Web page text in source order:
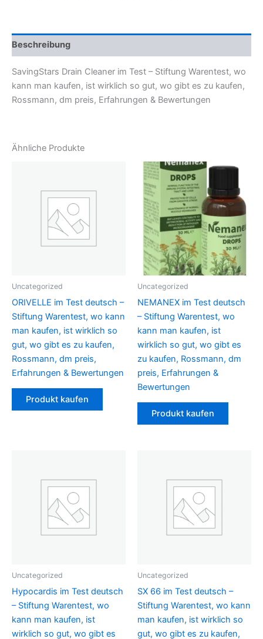
Beschreibung
SavingStars Drain Cleaner im Test – Stiftung Warentest, wo
kann man kaufen, ist wirklich so gut, wo gibt es zu kaufen,
Rossmann, dm preis, Erfahrungen & Bewertungen
Ähnliche Produkte
Uncategorized
ORIVELLE im Test deutsch –
Stiftung Warentest, wo kann
man kaufen, ist wirklich so
gut, wo gibt es zu kaufen,
Rossmann, dm preis,
Erfahrungen & Bewertungen
Produkt kaufen
Uncategorized
NEMANEX im Test deutsch
– Stiftung Warentest, wo
kann man kaufen, ist
wirklich so gut, wo gibt es
zu kaufen, Rossmann, dm
preis, Erfahrungen &
Bewertungen
Produkt kaufen
Uncategorized
Hypocardis im Test deutsch
– Stiftung Warentest, wo
kann man kaufen, ist
wirklich so gut, wo gibt es
Uncategorized
SX 66 im Test deutsch –
Stiftung Warentest, wo kann
man kaufen, ist wirklich so
gut, wo gibt es zu kaufen,